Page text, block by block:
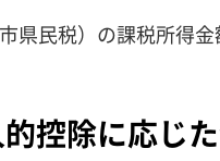
県民税）の課税所得
控除に応じ